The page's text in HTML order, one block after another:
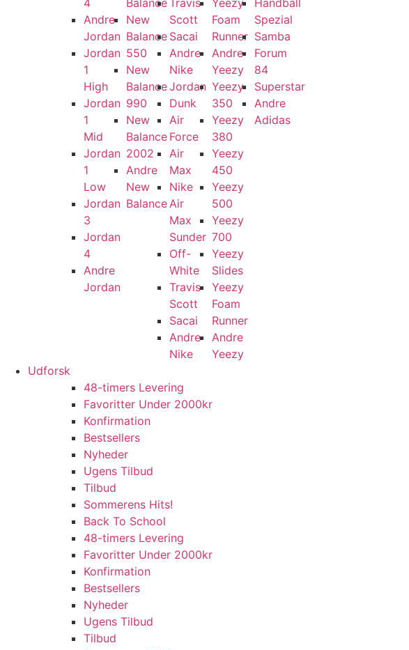
4
Andre
Jordan
Jordan
1
High
Jordan
1
Mid
Jordan
1
Low
Jordan
3
Jordan
4
Andre
Jordan
Balance
New
Balance
550
New
Balance
990
New
Balance
2002
Andre
New
Balance
Travis
Scott
Sacai
Andre
Nike
Jordan
Dunk
Air
Force
Air
Max
Nike
Air
Max
Sunder
Off-
White
Travis
Scott
Sacai
Andre
Nike
Yeezy
Foam
Runner
Andre
Yeezy
Yeezy
350
Yeezy
380
Yeezy
450
Yeezy
500
Yeezy
700
Yeezy
Slides
Yeezy
Foam
Runner
Andre
Yeezy
Handball
Spezial
Samba
Forum
84
Superstar
Andre
Adidas
Udforsk
48-timers Levering
Favoritter Under 2000kr
Konfirmation
Bestsellers
Nyheder
Ugens Tilbud
Tilbud
Sommerens Hits!
Back To School
48-timers Levering
Favoritter Under 2000kr
Konfirmation
Bestsellers
Nyheder
Ugens Tilbud
Tilbud